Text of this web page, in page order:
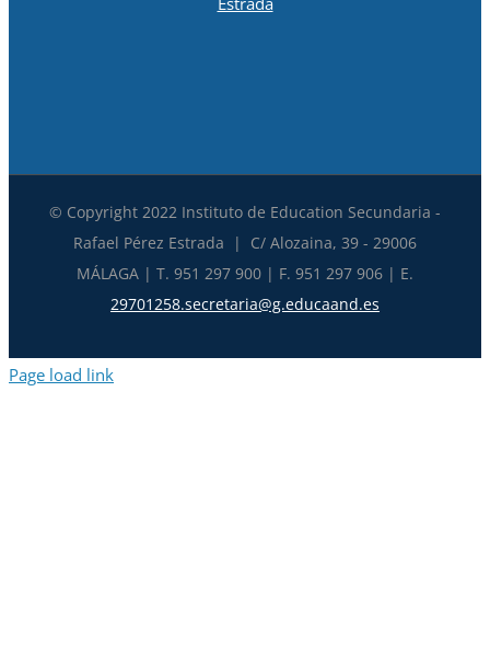
© Copyright 2022 Instituto de Education Secundaria -
Rafael Pérez Estrada | C/ Alozaina, 39 - 29006
MÁLAGA | T. 951 297 900 | F. 951 297 906 | E.
29701258.secretaria@g.educaand.es
Page load link